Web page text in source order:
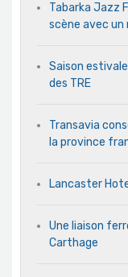
Tabarka Jazz
scène avec un
Saison
des TRE
Transavia
la province
Lancaster
Une liaison
Carthage